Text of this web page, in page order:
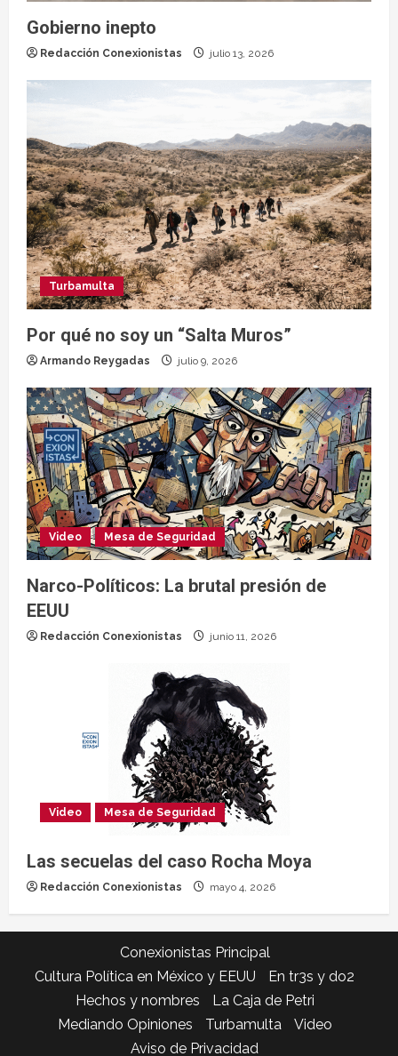
Gobierno inepto
Redacción Conexionistas julio 13, 2026
Turbamulta
Por qué no soy un “Salta Muros”
Armando Reygadas julio 9, 2026
Video Mesa de Seguridad
Narco-Políticos: La brutal presión de
EEUU
Redacción Conexionistas junio 11, 2026
Video Mesa de Seguridad
Las secuelas del caso Rocha Moya
Redacción Conexionistas mayo 4, 2026
Conexionistas Principal
Cultura Política en México y EEUU
En tr3s y do2
Hechos y nombres
La Caja de Petri
Mediando Opiniones
Turbamulta
Video
Aviso de Privacidad